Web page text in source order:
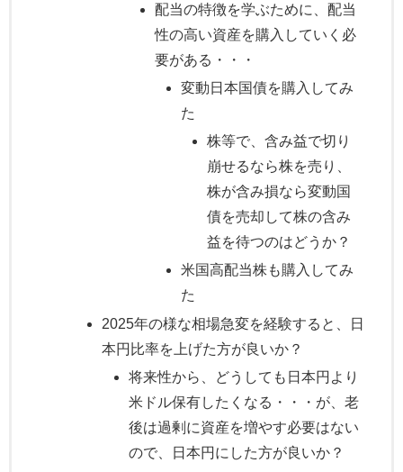
配当の特徴を学ぶために、配当
性の高い資産を購入していく必
要がある・・・
変動日本国債を購入してみ
た
株等で、含み益で切り
崩せるなら株を売り、
株が含み損なら変動国
債を売却して株の含み
益を待つのはどうか？
米国高配当株も購入してみ
た
2025年の様な相場急変を経験すると、日
本円比率を上げた方が良いか？
将来性から、どうしても日本円より
米ドル保有したくなる・・・が、老
後は過剰に資産を増やす必要はない
ので、日本円にした方が良いか？